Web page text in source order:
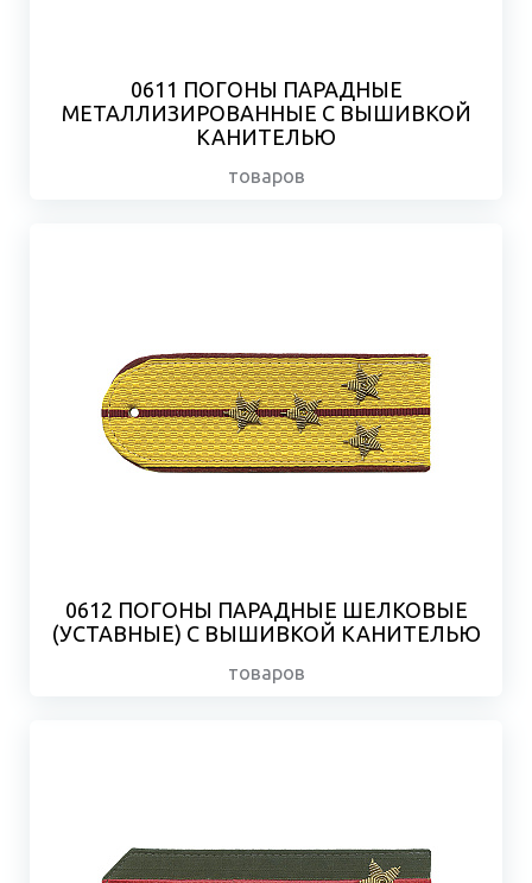
0611 ПОГОНЫ ПАРАДНЫЕ
МЕТАЛЛИЗИРОВАННЫЕ С ВЫШИВКОЙ
КАНИТЕЛЬЮ
товаров
0612 ПОГОНЫ ПАРАДНЫЕ ШЕЛКОВЫЕ
(УСТАВНЫЕ) С ВЫШИВКОЙ КАНИТЕЛЬЮ
товаров